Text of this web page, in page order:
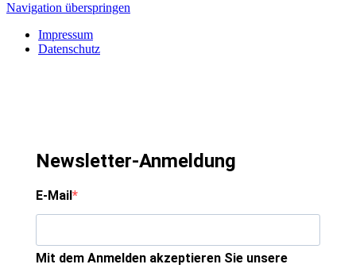
Navigation überspringen
Impressum
Datenschutz
Newsletter-Anmeldung
E-Mail
Mit dem Anmelden akzeptieren Sie unsere